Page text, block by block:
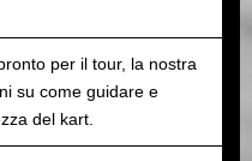
per il tour, la nostra
su come guidare e
del kart.